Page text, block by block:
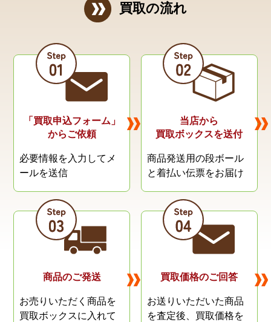
買取の流れ
「買取申込フォーム」
からご依頼
必要情報を入力してメ
ールを送信
当店から
買取ボックスを送付
商品発送用の段ボール
と着払い伝票をお届け
商品のご発送
お売りいただく商品を
買取ボックスに入れて
買取価格のご回答
お送りいただいた商品
を査定後、 買取価格を